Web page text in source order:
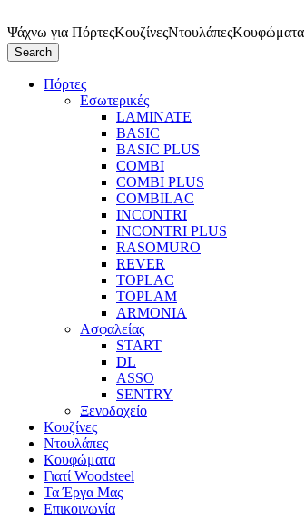
Ψάχνω για ΠόρτεςΚουζίνεςΝτουλάπεςΚουφώματα
Search
Πόρτες
Εσωτερικές
LAMINATE
BASIC
BASIC PLUS
COMBI
COMBI PLUS
COMBILAC
INCONTRI
INCONTRI PLUS
RASOMURO
REVER
TOPLAC
TOPLAM
ARMONIA
Ασφαλείας
START
DL
ASSO
SENTRY
Ξενοδοχείο
Κουζίνες
Ντουλάπες
Κουφώματα
Γιατί Woodsteel
Τα Έργα Μας
Επικοινωνία